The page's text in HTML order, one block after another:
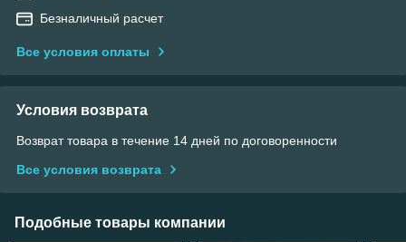
Безналичный расчет
Все условия оплаты
Условия возврата
Возврат товара в течение 14 дней по договоренности
Все условия возврата
Подобные товары компании